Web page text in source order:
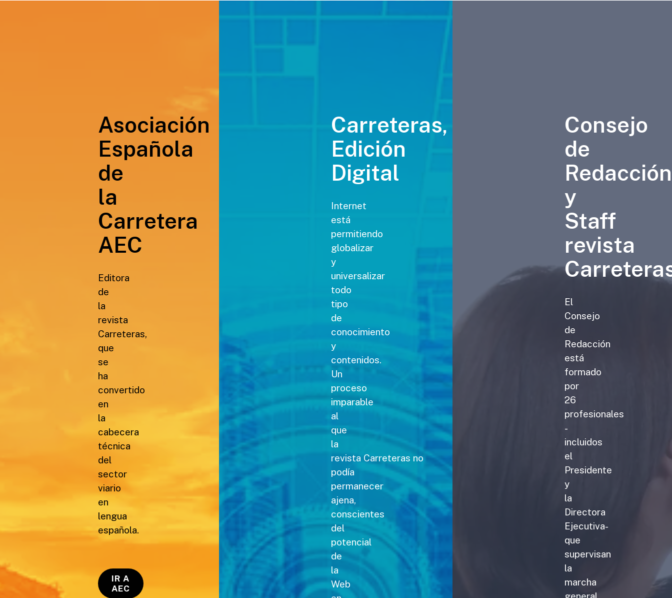
Asociación
Española
de
la
Carretera
AEC
Editora
de
la
revista
Carreteras,
que
se
ha
convertido
en
la
cabecera
técnica
del
sector
viario
en
lengua
española.
IR A
AEC
Carreteras,
Edición
Digital
Internet
está
permitiendo
globalizar
y
universalizar
todo
tipo
de
conocimiento
y
contenidos.
Un
proceso
imparable
al
que
la
revista Carreteras no
podía
permanecer
ajena,
conscientes
del
potencial
de
la
Web
Consejo
de
Redacción
y
Staff
revista
El
Consejo
de
Redacción
está
formado
por
26
profesionales
-
incluidos
el
Presidente
y
la
Directora
Ejecutiva-
que
supervisan
la
marcha